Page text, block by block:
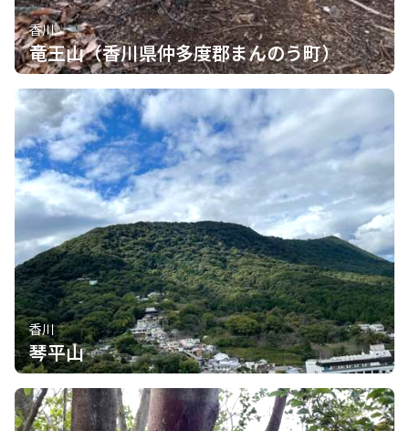
香川
竜王山（香川県仲多度郡まんのう町）
香川
琴平山